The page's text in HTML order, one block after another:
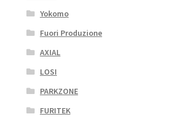
Yokomo
Fuori Produzione
AXIAL
LOSI
PARKZONE
FURITEK